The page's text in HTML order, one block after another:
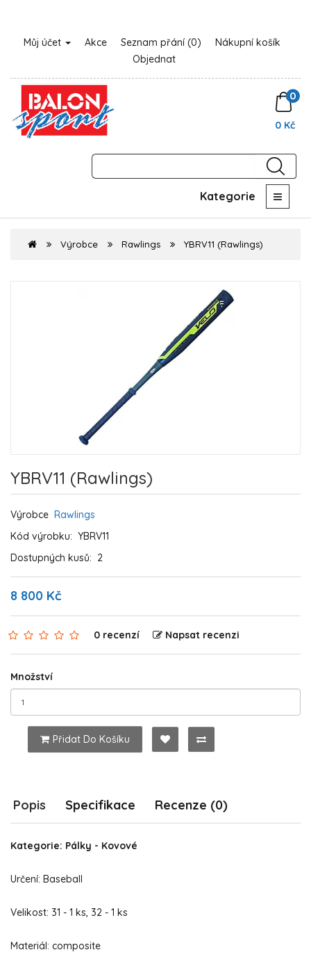
Můj účet Akce Seznam přání (0)
Nákupní košík
Objednat
0
0 Kč
Kategorie
Výrobce Rawlings YBRV11 (Rawlings)
YBRV11 (Rawlings)
Výrobce Rawlings
Kód výrobku: YBRV11
Dostupných kusů: 2
8 800 Kč
0 recenzí Napsat recenzi
Množství
Přidat Do Košíku
Popis Specifikace Recenze (0)
Kategorie: Pálky - Kovové
Určení: Baseball
Velikost: 31 - 1 ks, 32 - 1 ks
Materiál: composite